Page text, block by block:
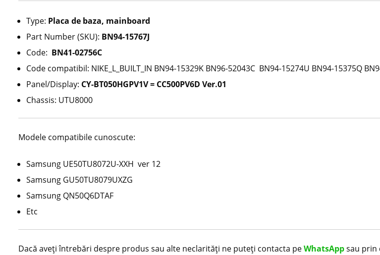
Type: Placa de baza, mainboard
Part Number (SKU): BN94-15767J
Code: BN41-02756C
Code compatibil: NIKE_L_BUILT_IN BN94-15329K BN96-52043C BN94-15274U BN94-15375Q
Panel/Display: CY-BT050HGPV1V = CC500PV6D Ver.01
Chassis: UTU8000
Modele compatibile cunoscute:
Samsung UE50TU8072U-XXH ver 12
Samsung GU50TU8079UXZG
Samsung QN50Q6DTAF
Etc
Dacă aveți întrebări despre produs sau alte neclarități ne puteți contacta peWhatsAppsau prin